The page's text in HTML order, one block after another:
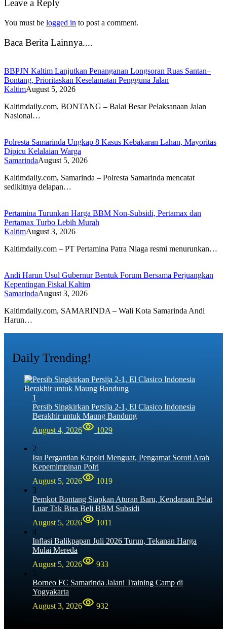
Leave a Reply
You must be logged in to post a comment.
Baca Berita Lainnya....
BBPJN Kaltim Lanjutkan Penanganan Longsoran Ruas Santan–
Bontang, Prioritaskan Keselamatan Pengguna Jalan
KaltimAugust 5, 2026
Kaltimdaily.com, BONTANG – Balai Besar Pelaksanaan Jalan
Nasional…
Polresta Samarinda Ungkap 8 Kasus Kebakaran Lahan, Mayoritas
Dipicu Kelalaian Warga
SamarindaAugust 5, 2026
Kaltimdaily.com, Samarinda – Polresta Samarinda mencatat
sedikitnya delapan…
Pertamina Turunkan Harga BBM Non-Subsidi, Pertamax dan
Pertamax Turbo Lebih Murah
KaltimAugust 3, 2026
Kaltimdaily.com – PT Pertamina Patra Niaga resmi menurunkan…
Andi Harun Usul Gubernur Bentuk Forum Bersama Perjuangkan
Kepentingan Fiskal Kaltim
SamarindaAugust 3, 2026
Kaltimdaily.com, SAMARINDA – Wali Kota Samarinda Andi
Harun…
Daily Trending!
1
Persib Singkirkan Persija 2-1, El Clasico Indonesia
Berakhir untuk Maung Bandung
August 4, 2026
1029
2
Isu Pergantian Kapolri Menguat, Pengamat Soroti Arah
Kepemimpinan Polri
August 5, 2026
1019
3
Pemkot Bontang Siapkan Aturan Baru, Kendaraan Pelat
Luar Tak Bisa Beli BBM Subsidi
August 5, 2026
1011
4
Inflasi Balikpapan Juli 2026 Turun, Tekanan Harga
Mulai Mereda
August 5, 2026
933
5
Borneo FC Samarinda Jalani Training Camp di
Yogyakarta
August 3, 2026
932